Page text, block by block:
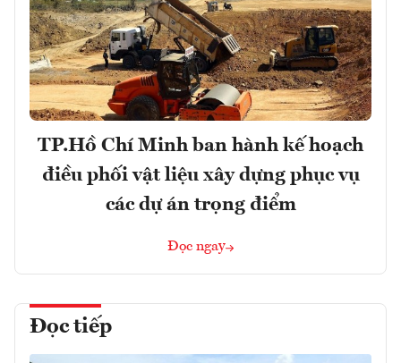
TP.Hồ Chí Minh ban hành kế hoạch
điều phối vật liệu xây dựng phục vụ
các dự án trọng điểm
Đọc ngay
Đọc tiếp